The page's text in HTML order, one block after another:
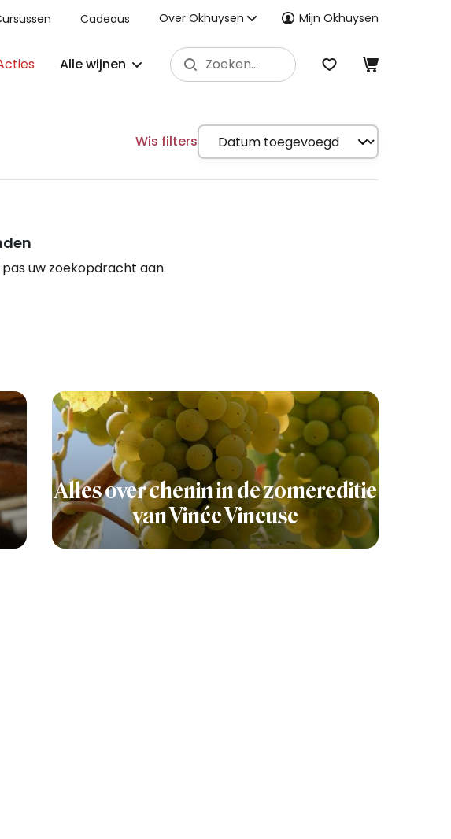
Cadeaus Over Okhuysen Mijn Okhuysen
Alle wijnen
Wis filters
uw zoekopdracht aan.
Alles over chenin in de zomereditie
van Vinée Vineuse